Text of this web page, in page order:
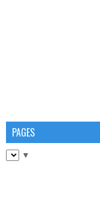
PAGES
▼